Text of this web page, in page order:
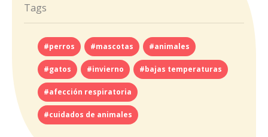
Tags
#perros #mascotas #animales
#gatos #invierno #bajas temperaturas
#afección respiratoria
#cuidados de animales